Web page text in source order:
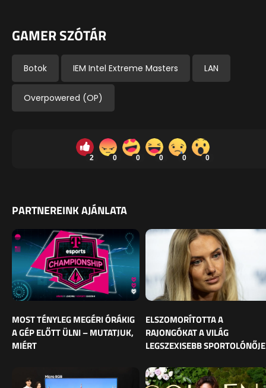
GAMER SZÓTÁR
Botok IEM Intel Extreme Masters LAN
Overpowered (OP)
2 0 0 0 0 0
PARTNEREINK AJÁNLATA
MOST TÉNYLEG MEGÉRI ÓRÁKIG
A GÉP ELŐTT ÜLNI – MUTATJUK,
MIÉRT
ELSZOMORÍTOTTA A
RAJONGÓKAT A VILÁG
LEGSZEXISEBB SPORTOLÓNŐJE